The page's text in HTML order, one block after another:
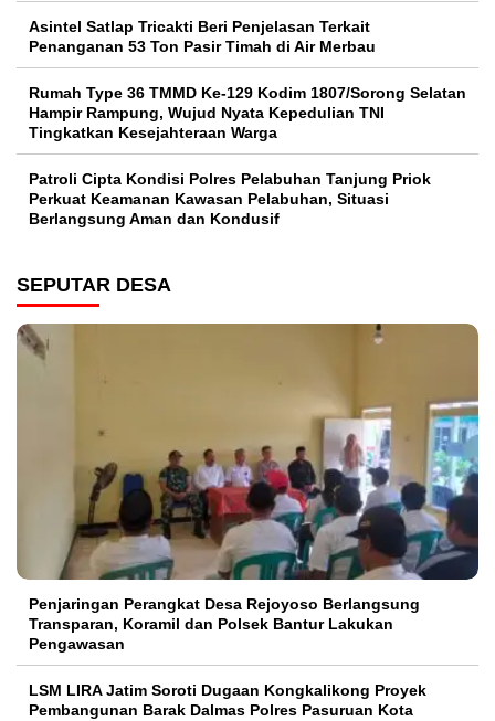
Asintel Satlap Tricakti Beri Penjelasan Terkait
Penanganan 53 Ton Pasir Timah di Air Merbau
Rumah Type 36 TMMD Ke-129 Kodim 1807/Sorong Selatan
Hampir Rampung, Wujud Nyata Kepedulian TNI
Tingkatkan Kesejahteraan Warga
Patroli Cipta Kondisi Polres Pelabuhan Tanjung Priok
Perkuat Keamanan Kawasan Pelabuhan, Situasi
Berlangsung Aman dan Kondusif
SEPUTAR DESA
Penjaringan Perangkat Desa Rejoyoso Berlangsung
Transparan, Koramil dan Polsek Bantur Lakukan
Pengawasan
LSM LIRA Jatim Soroti Dugaan Kongkalikong Proyek
Pembangunan Barak Dalmas Polres Pasuruan Kota